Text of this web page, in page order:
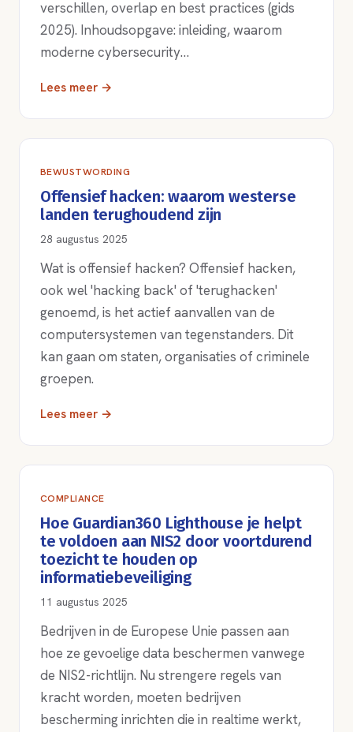
verschillen, overlap en best practices (gids
2025). Inhoudsopgave: inleiding, waarom
moderne cybersecurity…
Lees meer →
BEWUSTWORDING
Offensief hacken: waarom westerse
landen terughoudend zijn
28 augustus 2025
Wat is offensief hacken? Offensief hacken,
ook wel 'hacking back' of 'terughacken'
genoemd, is het actief aanvallen van de
computersystemen van tegenstanders. Dit
kan gaan om staten, organisaties of criminele
groepen.
Lees meer →
COMPLIANCE
Hoe Guardian360 Lighthouse je helpt
te voldoen aan NIS2 door voortdurend
toezicht te houden op
informatiebeveiliging
11 augustus 2025
Bedrijven in de Europese Unie passen aan
hoe ze gevoelige data beschermen vanwege
de NIS2-richtlijn. Nu strengere regels van
kracht worden, moeten bedrijven
bescherming inrichten die in realtime werkt,